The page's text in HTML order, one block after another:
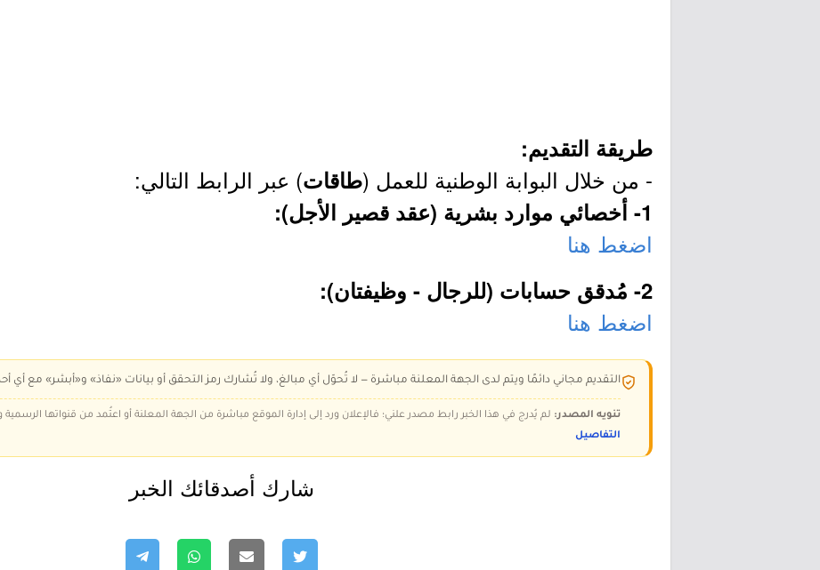
طريقة التقديم:
- من خلال البوابة الوطنية للعمل (طاقات) عبر الرابط التالي:
1- أخصائي موارد بشرية (عقد قصير الأجل):
اضغط هنا
2- مُدقق حسابات (للرجال - وظيفتان):
اضغط هنا
التقديم مجاني دائمًا ويتم لدى الجهة المعلنة مباشرة — لا تُحوّل أي مبالغ، ولا تُشارك رمز التحقق أو بيانات «نفاذ» و«أبشر» مع أي
تنويه المصدر: لم يُدرج في هذا الخبر رابط مصدر علني؛ فالإعلان ورد إلى إدارة الموقع مباشرة من الجهة المعلنة أو اعتُمد من قنواتها
التفاصيل
شارك أصدقائك الخبر